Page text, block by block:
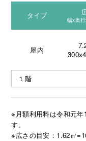
タイプ 幅x奥
屋内
１階
※月額利用料は令和元
す。
※広さの目安：1.62㎡